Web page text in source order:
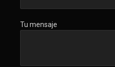
Tu mensaje